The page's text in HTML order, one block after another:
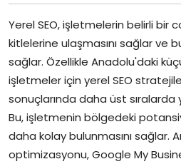
Yerel SEO, işletmelerin belirli bir
kitlelerine ulaşmasını sağlar ve
sağlar. Özellikle Anadolu'daki
işletmeler için yerel SEO
sonuçlarında daha üst sıralarda
Bu, işletmenin bölgedeki
daha kolay bulunmasını sağlar.
optimizasyonu, Google My